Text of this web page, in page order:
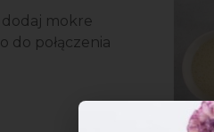
dodaj mokre
do połączenia